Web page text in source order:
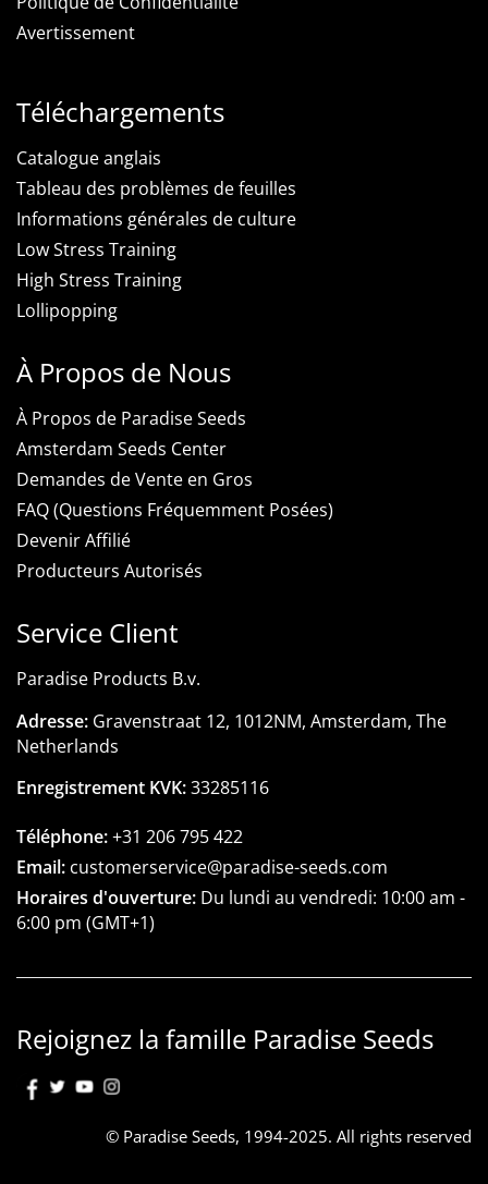
Avertissement
Téléchargements
Catalogue anglais
Tableau des problèmes de feuilles
Informations générales de culture
Low Stress Training
High Stress Training
Lollipopping
À Propos de Nous
À Propos de Paradise Seeds
Amsterdam Seeds Center
Demandes de Vente en Gros
FAQ (Questions Fréquemment Posées)
Devenir Affilié
Producteurs Autorisés
Service Client
Paradise Products B.v.
Adresse: Gravenstraat 12, 1012NM, Amsterdam, The
Netherlands
Enregistrement KVK:33285116
Téléphone:+31 206 795 422
Email: customerservice@paradise-seeds.com
Horaires d'ouverture: Du lundi au vendredi: 10:00 am -
6:00 pm (GMT+1)
Rejoignez la famille Paradise Seeds
© Paradise Seeds, 1994-2025. All rights reserved